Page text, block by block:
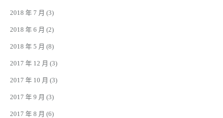
2018 年 7 月 (3)
2018 年 6 月 (2)
2018 年 5 月 (8)
2017 年 12 月 (3)
2017 年 10 月 (3)
2017 年 9 月 (3)
2017 年 8 月 (6)